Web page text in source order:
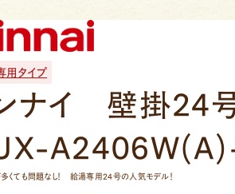
給湯器サブスク＋
ガスコンロ交換
オーナー・管理会社様の業
E
用タイプ
ナイ 壁掛24
くても問題なし！ 給湯専用24号の人気モデル！